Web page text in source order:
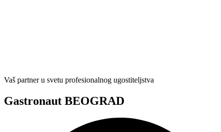
Vaš partner u svetu profesionalnog ugostiteljstva
Gastronaut BEOGRAD